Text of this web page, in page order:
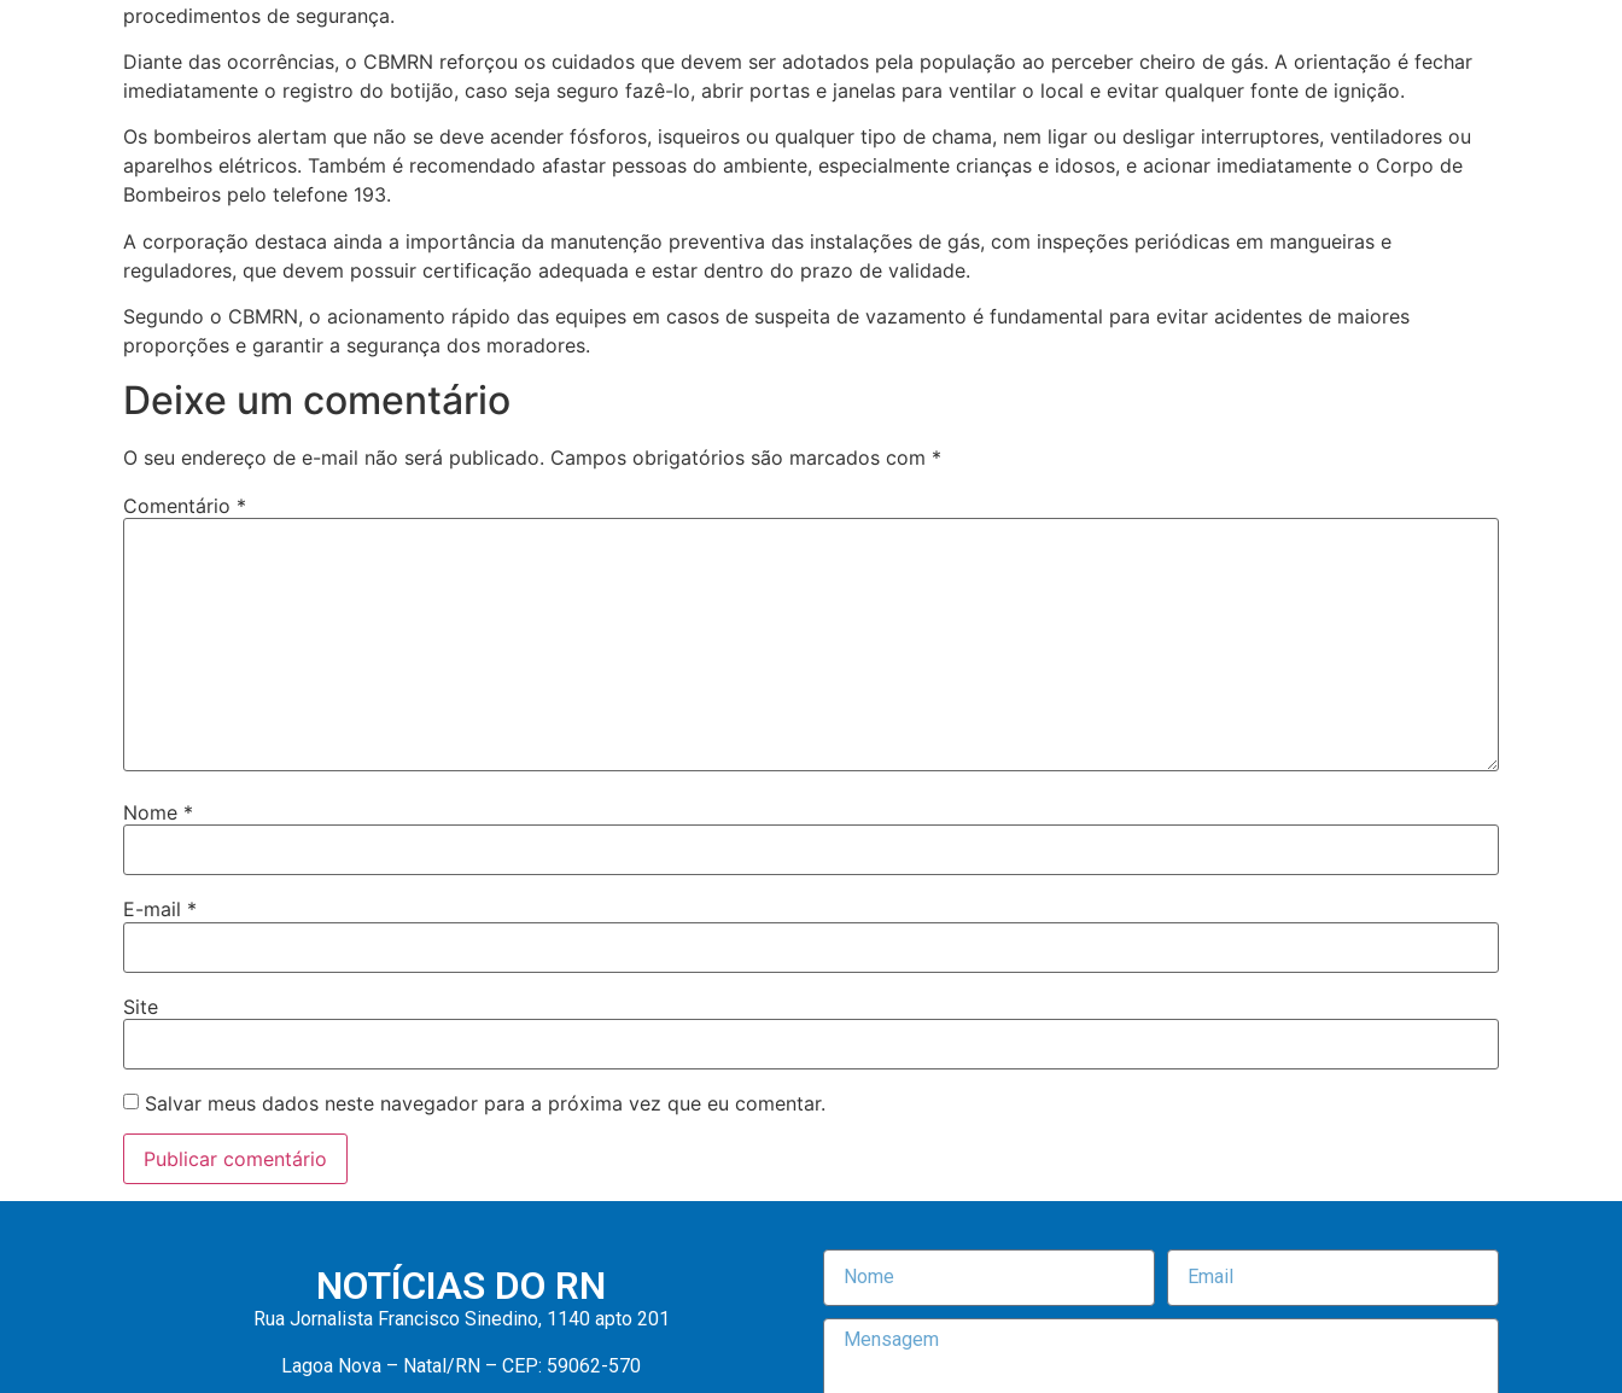
procedimentos de segurança.
Diante das ocorrências, o CBMRN reforçou os cuidados que devem ser adotados pela população ao perceber cheiro de gás. A orientação é fechar
imediatamente o registro do botijão, caso seja seguro fazê-lo, abrir portas e janelas para ventilar o local e evitar qualquer fonte de ignição.
Os bombeiros alertam que não se deve acender fósforos, isqueiros ou qualquer tipo de chama, nem ligar ou desligar interruptores, ventiladores ou
aparelhos elétricos. Também é recomendado afastar pessoas do ambiente, especialmente crianças e idosos, e acionar imediatamente o Corpo de
Bombeiros pelo telefone 193.
A corporação destaca ainda a importância da manutenção preventiva das instalações de gás, com inspeções periódicas em mangueiras e
reguladores, que devem possuir certificação adequada e estar dentro do prazo de validade.
Segundo o CBMRN, o acionamento rápido das equipes em casos de suspeita de vazamento é fundamental para evitar acidentes de maiores
proporções e garantir a segurança dos moradores.
Deixe um comentário
O seu endereço de e-mail não será publicado. Campos obrigatórios são marcados com *
Comentário *
Nome *
E-mail *
Site
Salvar meus dados neste navegador para a próxima vez que eu comentar.
NOTÍCIAS DO RN
Rua Jornalista Francisco Sinedino, 1140 apto 201
Lagoa Nova – Natal/RN – CEP: 59062-570